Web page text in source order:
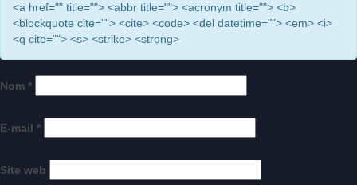
<a href="" title=""> <abbr title=""> <acronym title=""> <b>
<blockquote cite=""> <cite> <code> <del datetime=""> <em> <i>
<q cite=""> <s> <strike> <strong>
Nom *
E-mail *
Site web